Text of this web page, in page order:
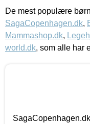
De mest populære
SagaCopenhagen.dk,
Mammashop.dk,
world.dk, som alle har